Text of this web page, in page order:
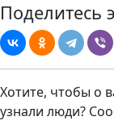
Поделитесь
Хотите, чтобы о
узнали люди?